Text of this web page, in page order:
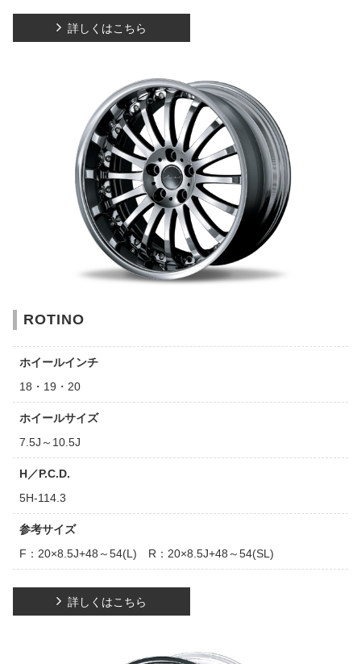
詳しくはこちら
ROTINO
ホイールインチ
18・19・20
ホイールサイズ
7.5J～10.5J
H／P.C.D.
5H-114.3
参考サイズ
F：20×8.5J+48～54(L) R：20×8.5J+48～54(SL)
詳しくはこちら